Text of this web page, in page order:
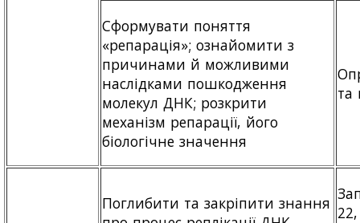
Сформувати поняття
«репарація»; ознайомити з
причинами й можливими
наслідками пошкодження
молекул ДНК; розкрити
механізм репарації, його
біологічне значення
та
Поглибити та закріпити знання